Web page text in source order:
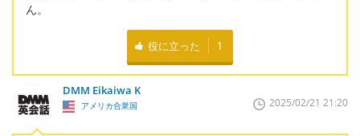
ん。
役に立った 1
DMM Eikaiwa K
アメリカ合衆国 2025/02/21 21:20